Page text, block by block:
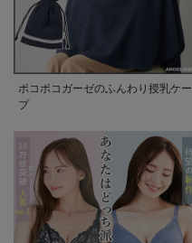
ポコポコガーゼのふんわり授乳ケー
プ